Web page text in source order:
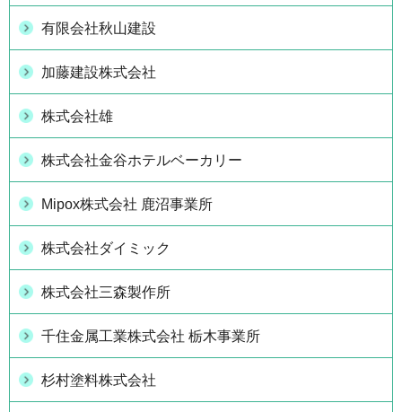
有限会社秋山建設
加藤建設株式会社
株式会社雄
株式会社金谷ホテルベーカリー
Mipox株式会社 鹿沼事業所
株式会社ダイミック
株式会社三森製作所
千住金属工業株式会社 栃木事業所
杉村塗料株式会社